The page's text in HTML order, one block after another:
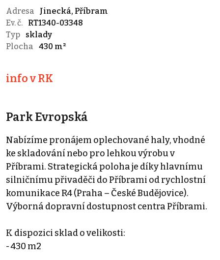
Adresa
Jinecká, Příbram
Ev. č.
RT1340-03348
Typ
sklady
Plocha
430 m²
info v RK
Park Evropská
Nabízíme pronájem oplechované haly, vhodné
ke skladování nebo pro lehkou výrobu v
Příbrami. Strategická poloha je díky hlavnímu
silničnímu přivaděči do Příbrami od rychlostní
komunikace R4 (Praha – České Budějovice).
Výborná dopravní dostupnost centra Příbrami.
K dispozici sklad o velikosti:
- 430 m2